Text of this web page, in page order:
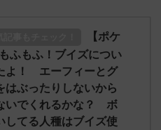
【ポケ
ふもふ！ブイズについ
よ！ エーフィーとグ
はぶったりしないから
いでくれるかな？ ボ
してる人種はブイズ使